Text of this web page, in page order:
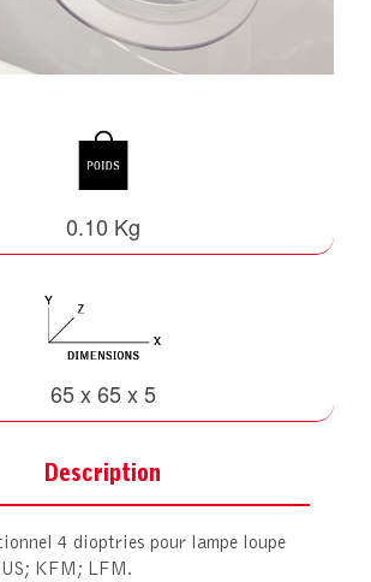
0.10 Kg
65 x 65 x 5
Description
4 dioptries pour lampe loupe
KFM; LFM.